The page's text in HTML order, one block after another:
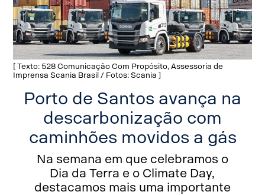
[ Texto: 528 Comunicação Com Propósito, Assessoria de
Imprensa Scania Brasil / Fotos: Scania ]
Porto de Santos avança na
descarbonização com
caminhões movidos a gás
Na semana em que celebramos o
Dia da Terra e o Climate Day,
destacamos mais uma importante